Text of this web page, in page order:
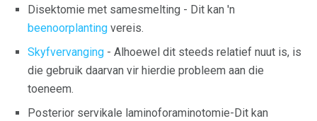
Disektomie met samesmelting - Dit kan 'n
beenoorplanting vereis.
Skyfvervanging - Alhoewel dit steeds relatief nuut is, is
die gebruik daarvan vir hierdie probleem aan die
toeneem.
Posterior servikale laminoforaminotomie-Dit kan